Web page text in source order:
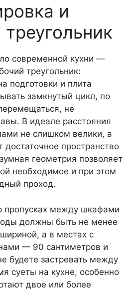
и
современной кухни —
треугольник:
подготовки и плита
замкнутый цикл, по
не
В идеале расстояния
не слишком велики, а
пространство
геометрия позволяет
необходимое и при этом
проход.
пропусках между шкафами
должны быть не менее
а в местах с
— 90 сантиметров и
будете застревать между
суеты на кухне, особенно
двое или более